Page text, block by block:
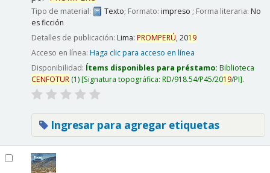
Tipo de material: Texto; Formato: impreso ; Forma literaria: No
es ficción
Detalles de publicación: Lima: PROMPERÚ,2019
Acceso en línea: Haga clic para acceso en línea
Disponibilidad: Ítems disponibles para préstamo: Biblioteca
CENFOTUR(1) Signatura topográfica: RD/918.54/P45/2019/PI .
Ingresar para agregar etiquetas